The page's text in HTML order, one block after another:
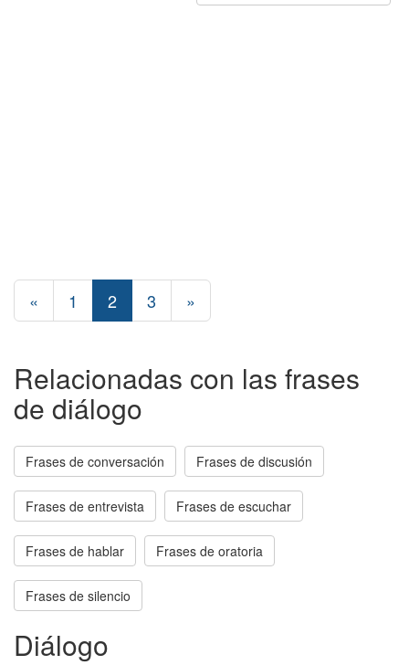
« 1 2 3 »
Relacionadas con las frases
de diálogo
Frases de conversación Frases de discusión
Frases de entrevista Frases de escuchar
Frases de hablar Frases de oratoria
Frases de silencio
Diálogo